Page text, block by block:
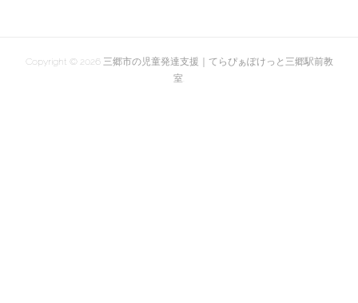
Copyright © 2026 三郷市の児童発達支援｜てらぴぁぽけっと三郷駅前教
室